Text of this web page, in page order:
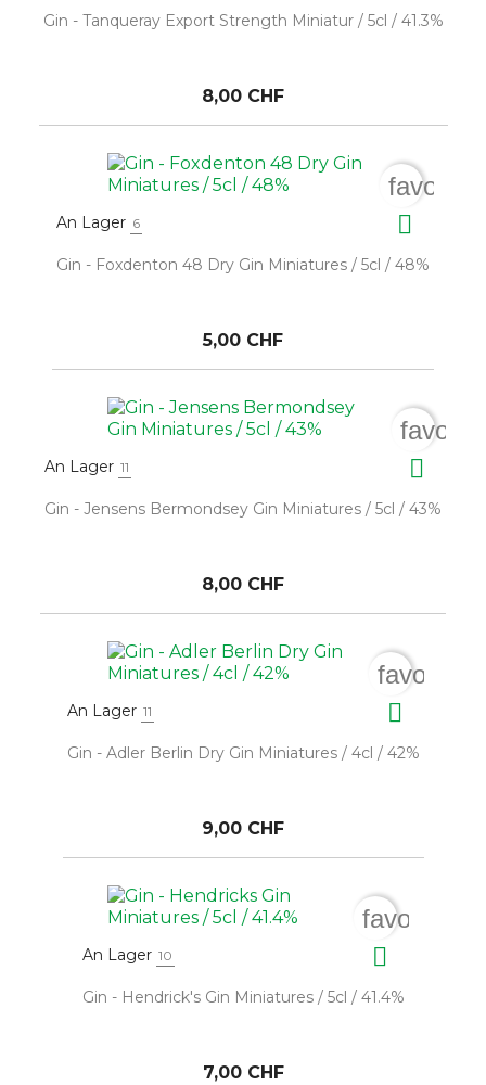
Gin - Tanqueray Export Strength Miniatur / 5cl / 41.3%
8,00 CHF
An Lager 6 
Gin - Foxdenton 48 Dry Gin Miniatures / 5cl / 48%
5,00 CHF
An Lager 11 
Gin - Jensens Bermondsey Gin Miniatures / 5cl / 43%
8,00 CHF
An Lager 11 
Gin - Adler Berlin Dry Gin Miniatures / 4cl / 42%
9,00 CHF
An Lager 10 
Gin - Hendrick's Gin Miniatures / 5cl / 41.4%
7,00 CHF